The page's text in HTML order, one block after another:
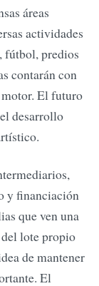
áreas
actividades
fútbol, predios
contarán con
El futuro
desarrollo
y financiación
que ven una
lote propio
de mantener
El